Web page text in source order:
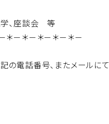
、座談会 等
＊－＊－＊－＊－＊－
の電話番号、またメールにて